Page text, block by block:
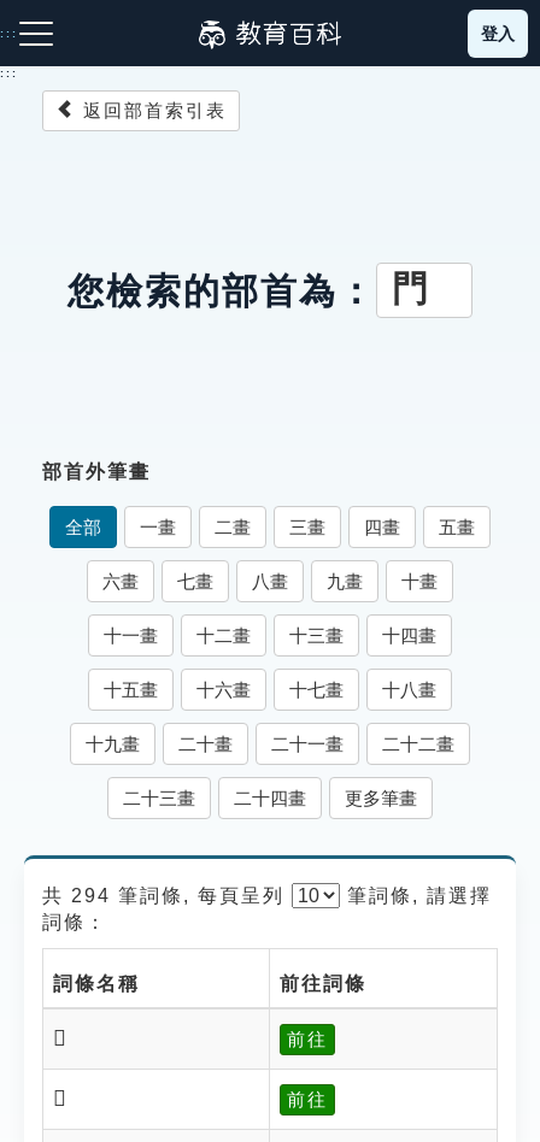
到
主
:::
索引選單
知識索引
單字索引
生命大百科索引
遊戲專區
貓頭鷹博士
登入
:::
返回部首索引表
您檢索的部首為： 門
部首外筆畫
全部 一畫 二畫 三畫 四畫 五畫
六畫 七畫 八畫 九畫 十畫
十一畫 十二畫 十三畫 十四畫
十五畫 十六畫 十七畫 十八畫
十九畫 二十畫 二十一畫 二十二畫
二十三畫 二十四畫 更多筆畫
共 294 筆詞條, 每頁呈列 筆詞條, 請選擇
詞條：
詞條名稱 前往詞條
𨷳 前往
𨷷 前往